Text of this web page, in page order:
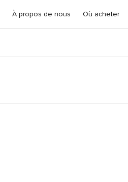
À propos de nous Où acheter